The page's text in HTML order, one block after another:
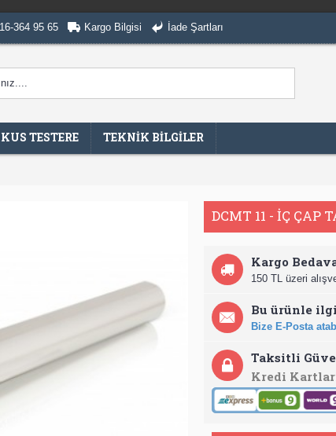
364 95 65 Kargo Bilgisi İade Şartları
TESTERE TEKNİK BİLGİLER
DCMT 11 - İÇ ÇAP
Kargo
150 TL üzeri
Bu ürünle
Bize E-Posta
Taksitli
Kredi